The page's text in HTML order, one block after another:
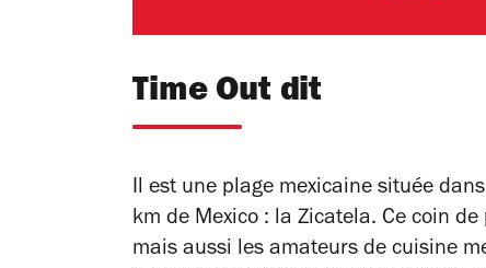
Time Out dit
Il est une plage mexicaine située
km de Mexico : la Zicatela. Ce coin
mais aussi les amateurs de cuisine